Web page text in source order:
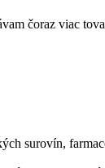
čoraz viac
surovín,